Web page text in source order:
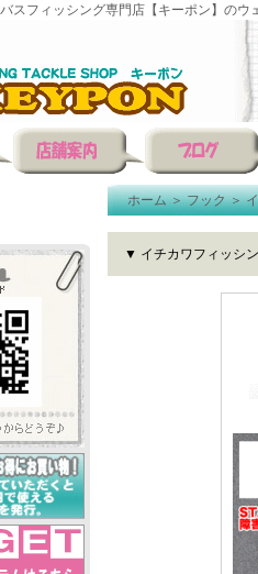
スフィッシング専門店【キーポン】のウ
ホーム＞フック＞
▼ イチカワフィッシ